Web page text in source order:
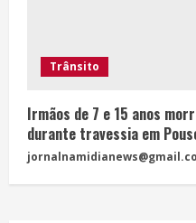
Trânsito
Irmãos de 7 e 15 anos
durante travessia em